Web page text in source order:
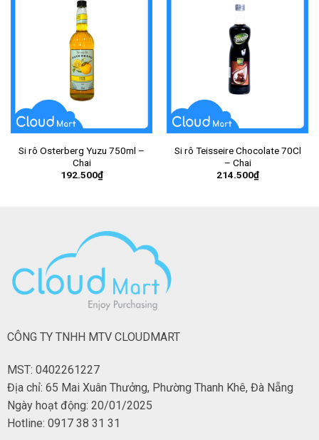
Si rô Osterberg Yuzu 750ml –
Chai
192.500₫
Si rô Teisseire Chocolate 70Cl
– Chai
214.500₫
CÔNG TY TNHH MTV CLOUDMART
MST: 0402261227
Địa chỉ: 65 Mai Xuân Thưởng, Phường Thanh Khê, Đà Nẵng
Ngày hoạt động: 20/01/2025
Hotline: 0917 38 31 31